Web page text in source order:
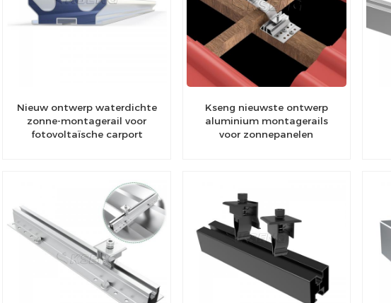
Nieuw ontwerp waterdichte
zonne-montagerail voor
fotovoltaïsche carport
Kseng nieuwste ontwerp
aluminium montagerails
voor zonnepanelen